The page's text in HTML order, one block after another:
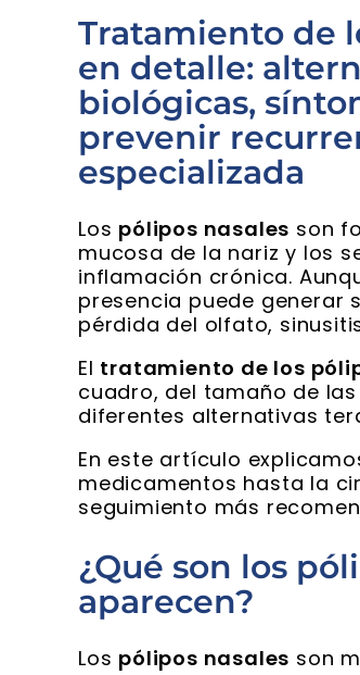
Tratamiento de
en detalle:
biológicas,
prevenir
especializada
Los pólipos nasales son
mucosa de la nariz y los
inflamación crónica.
presencia puede generar
pérdida del olfato,
El tratamiento de los
cuadro, del tamaño de
diferentes alternativas
En este artículo
medicamentos hasta la
seguimiento más
¿Qué son los
aparecen?
Los pólipos nasales son